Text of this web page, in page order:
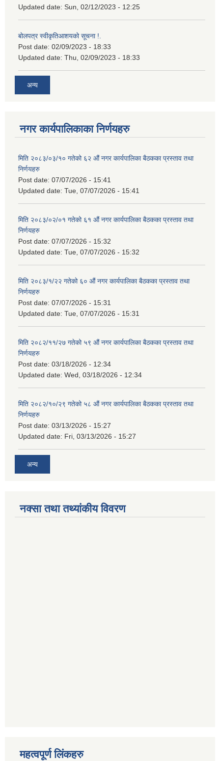
Updated date: Sun, 02/12/2023 - 12:25
बोलपत्र स्वीकृतिआशयको सूचना !.
Post date: 02/09/2023 - 18:33
Updated date: Thu, 02/09/2023 - 18:33
अन्य
नगर कार्यपालिकाका निर्णयहरु
मिति २०८३/०३/१० गतेको ६२ औं नगर कार्यपालिका बैठकका प्रस्ताव तथा
निर्णयहरु
Post date: 07/07/2026 - 15:41
Updated date: Tue, 07/07/2026 - 15:41
मिति २०८३/०२/०१ गतेको ६१ औं नगर कार्यपालिका बैठकका प्रस्ताव तथा
निर्णयहरु
Post date: 07/07/2026 - 15:32
Updated date: Tue, 07/07/2026 - 15:32
मिति २०८३/१/२२ गतेको ६० औं नगर कार्यपालिका बैठकका प्रस्ताव तथा
निर्णयहरु
Post date: 07/07/2026 - 15:31
Updated date: Tue, 07/07/2026 - 15:31
मिति २०८२/११/२७ गतेको ५९ औं नगर कार्यपालिका बैठकका प्रस्ताव तथा
निर्णयहरु
Post date: 03/18/2026 - 12:34
Updated date: Wed, 03/18/2026 - 12:34
मिति २०८२/१०/२९ गतेको ५८ औं नगर कार्यपालिका बैठकका प्रस्ताव तथा
निर्णयहरु
Post date: 03/13/2026 - 15:27
Updated date: Fri, 03/13/2026 - 15:27
अन्य
नक्सा तथा तथ्यांकीय विवरण
महत्वपूर्ण लिंकहरु